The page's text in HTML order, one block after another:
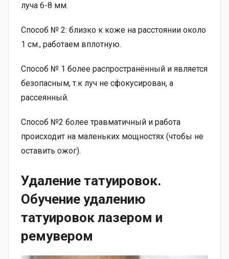
луча 6-8 мм.
Способ № 2: близко к коже на расстоянии около
1 см., работаем вплотную.
Способ № 1 более распространённый и является
безопасным, т.к луч не сфокусирован, а
рассеянный.
Способ №2 более травматичный и работа
происходит на маленьких мощностях (чтобы не
оставить ожог).
Удаление татуировок.
Обучение удалению
татуировок лазером и
ремувером